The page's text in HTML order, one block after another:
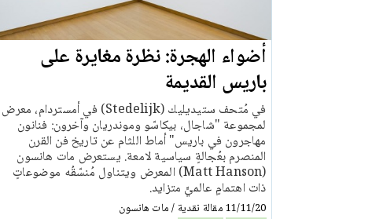
أضواء الهجرة: نظرة مغايرة على
باريس القديمة
في مُتحف ستيديليك (Stedelijk) في أمستردام، معرض
لمجموعة "شاجال، بيكاسّو وموندريان وآخرون: فنانون
مهاجرون في باريس" أماط اللثام عن تاريخ فن القرن
المنصرم بعُجالةٍ سياسية لامعة. يستعرض مات هانسون
(Matt Hanson) المعرض ويتناول مُنسّقُه موضوعاتٍ
ذات اهتمامٍ عالميٍّ متزايد.
11/11/20مقالة نقدية /مات هانسون